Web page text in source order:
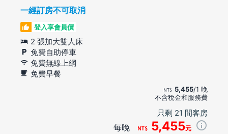
一經訂房不可取消
登入享會員價
2 張加大雙人床
免費自助停車
免費無線上網
免費早餐
5,455/1 晚
不含稅金和服務費
只剩 21 間客房
每晚 5,455元